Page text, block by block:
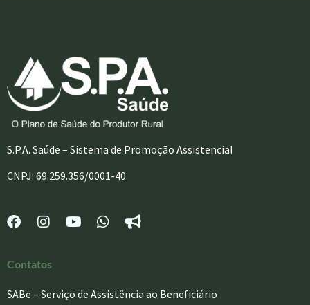
S.P.A. Saúde – Sistema de Promoção Assistencial
CNPJ: 69.259.356/0001-40
Contatos
SABe – Serviço de Assistência ao Beneficiário